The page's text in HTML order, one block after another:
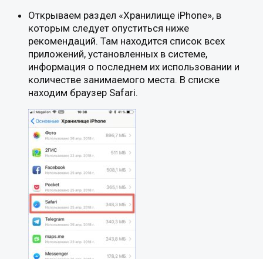
Открываем раздел «Хранилище iPhone», в
которым следует опуститься ниже
рекомендаций. Там находится список всех
приложений, установленных в системе,
информация о последнем их использовании и
количестве занимаемого места. В списке
находим браузер Safari.